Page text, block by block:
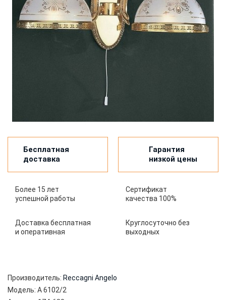
Бесплатная
доставка
Гарантия
низкой цены
Более 15 лет
успешной работы
Сертификат
качества 100%
Доставка бесплатная
и оперативная
Круглосуточно без
выходных
Производитель: Reccagni Angelo
Модель: A 6102/2